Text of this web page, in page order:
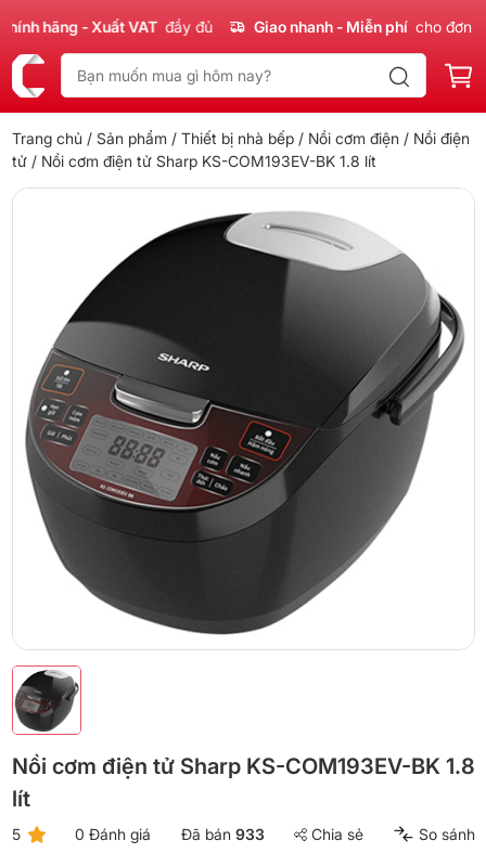
hãng - Xuất VAT đầy đủ Giao nhanh - Miễn phí cho đơn
Trang chủ / Sản phẩm / Thiết bị nhà bếp/ Nồi cơm điện / Nồi điện
tử/ Nồi cơm điện tử Sharp KS-COM193EV-BK 1.8 lít
Nồi cơm điện tử Sharp KS-COM193EV-BK 1.8
lít
5 0 Đánh giá Đã bán 933 Chia sẻ So sánh